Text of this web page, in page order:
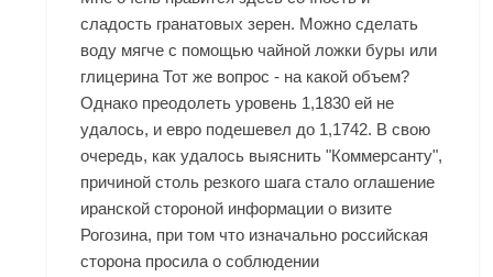
сладость гранатовых зерен. Можно сделать
воду мягче с помощью чайной ложки буры или
глицерина Тот же вопрос - на какой объем?
Однако преодолеть уровень 1,1830 ей не
удалось, и евро подешевел до 1,1742. В свою
очередь, как удалось выяснить "Коммерсанту",
причиной столь резкого шага стало оглашение
иранской стороной информации о визите
Рогозина, при том что изначально российская
сторона просила о соблюдении